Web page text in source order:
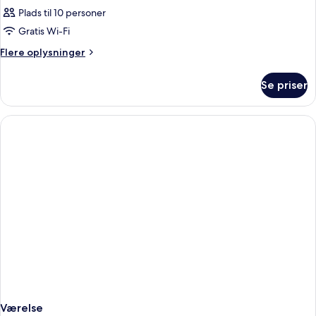
Plads til 10 personer
Gratis Wi-Fi
Flere oplysninger
Flere
Se priser
Værelse